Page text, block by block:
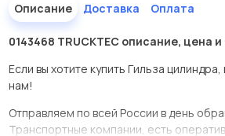
Описание Доставка Оплата
0143468 TRUCKTEC описание, цена
Если вы хотите купить Гильза
нам!
Отправляем по всей России в день
Транспортные компании, есть